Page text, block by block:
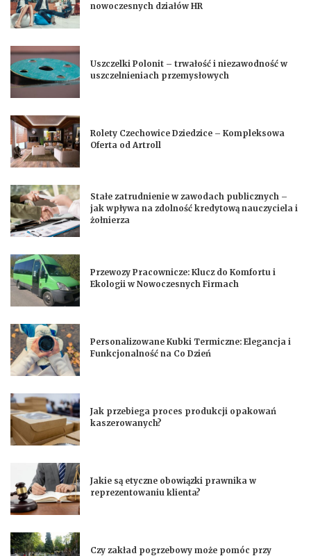
nowoczesnych działów HR
Uszczelki Polonit – trwałość i niezawodność w
uszczelnieniach przemysłowych
Rolety Czechowice Dziedzice – Kompleksowa
Oferta od Artroll
Stałe zatrudnienie w zawodach publicznych –
jak wpływa na zdolność kredytową nauczyciela i
żołnierza
Przewozy Pracownicze: Klucz do Komfortu i
Ekologii w Nowoczesnych Firmach
Personalizowane Kubki Termiczne: Elegancja i
Funkcjonalność na Co Dzień
Jak przebiega proces produkcji opakowań
kaszerowanych?
Jakie są etyczne obowiązki prawnika w
reprezentowaniu klienta?
Czy zakład pogrzebowy może pomóc przy